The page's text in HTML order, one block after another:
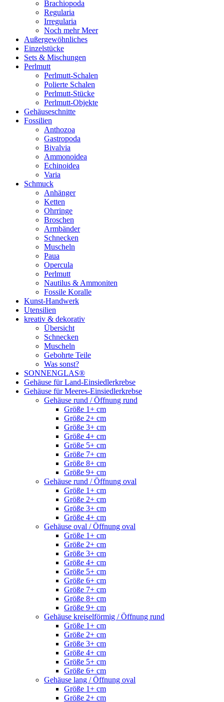
Brachiopoda
Regularia
Irregularia
Noch mehr Meer
Außergewöhnliches
Einzelstücke
Sets & Mischungen
Perlmutt
Perlmutt-Schalen
Polierte Schalen
Perlmutt-Stücke
Perlmutt-Objekte
Gehäuseschnitte
Fossilien
Anthozoa
Gastropoda
Bivalvia
Ammonoidea
Echinoidea
Varia
Schmuck
Anhänger
Ketten
Ohrringe
Broschen
Armbänder
Schnecken
Muscheln
Paua
Opercula
Perlmutt
Nautilus & Ammoniten
Fossile Koralle
Kunst-Handwerk
Utensilien
kreativ & dekorativ
Übersicht
Schnecken
Muscheln
Gebohrte Teile
Was sonst?
SONNENGLAS®
Gehäuse für Land-Einsiedlerkrebse
Gehäuse für Meeres-Einsiedlerkrebse
Gehäuse rund / Öffnung rund
Größe 1+ cm
Größe 2+ cm
Größe 3+ cm
Größe 4+ cm
Größe 5+ cm
Größe 7+ cm
Größe 8+ cm
Größe 9+ cm
Gehäuse rund / Öffnung oval
Größe 1+ cm
Größe 2+ cm
Größe 3+ cm
Größe 4+ cm
Gehäuse oval / Öffnung oval
Größe 1+ cm
Größe 2+ cm
Größe 3+ cm
Größe 4+ cm
Größe 5+ cm
Größe 6+ cm
Größe 7+ cm
Größe 8+ cm
Größe 9+ cm
Gehäuse kreiselförmig / Öffnung rund
Größe 1+ cm
Größe 2+ cm
Größe 3+ cm
Größe 4+ cm
Größe 5+ cm
Größe 6+ cm
Gehäuse lang / Öffnung oval
Größe 1+ cm
Größe 2+ cm